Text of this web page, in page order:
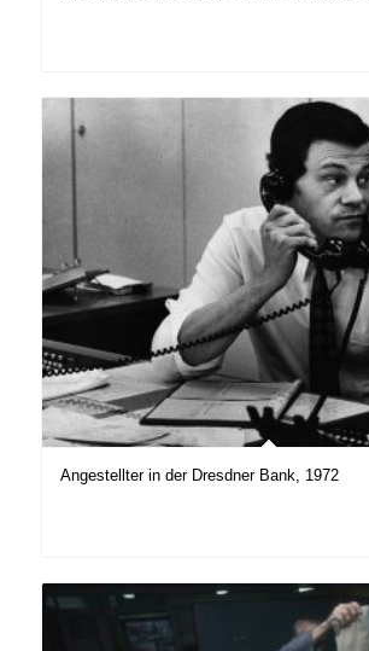
Angestellter in der Dresdner Bank, 1972